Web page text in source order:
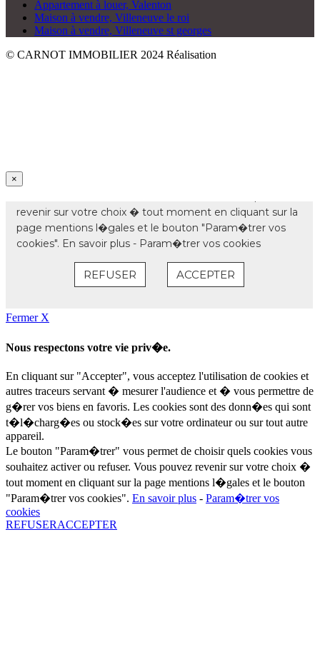
Appartement à louer, Valenton
Maison à vendre, Villeneuve le roi
Maison à vendre, Villeneuve st georges
© CARNOT IMMOBILIER 2024 Réalisation
×
Fermer X
Nous respectons votre vie priv�e.
En cliquant sur "Accepter", vous acceptez l'utilisation de cookies et
autres traceurs servant � mesurer l'audience et � vous permettre de
g�rer vos biens en favoris. Les cookies sont des donn�es qui sont
t�l�charg�es ou stock�es sur votre ordinateur ou sur tout autre
appareil.
Le bouton "Param�trer" vous permet de choisir quels cookies vous
souhaitez activer ou refuser. Vous pouvez revenir sur votre choix �
tout moment en cliquant sur la page mentions l�gales et le bouton
"Param�trer vos cookies". En savoir plus - Param�trer vos
cookies
REFUSERACCEPTER